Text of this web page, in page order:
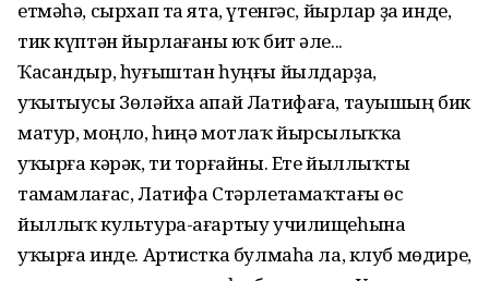
етмәһә, сырхап та ята, үтенгәс, йырлар ҙа инде,
тик күптән йырлағаны юҡ бит әле...
Ҡасандыр, һуғыштан һуңғы йылдарҙа,
уҡытыусы Зөләйха апай Латифаға, тауышың бик
матур, моңло, һиңә мотлаҡ йырсылыҡҡа
уҡырға кәрәк, ти торғайны. Ете йыллыҡты
тамамлағас, Латифа Стәрлетамаҡтағы өс
йыллыҡ культура-ағартыу училищеһына
уҡырға инде. Артистка булмаһа ла, клуб мөдире,